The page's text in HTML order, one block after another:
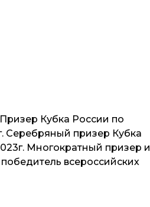
Кубка России по
Серебряный призер Кубка
Многократный призер и
всероссийских